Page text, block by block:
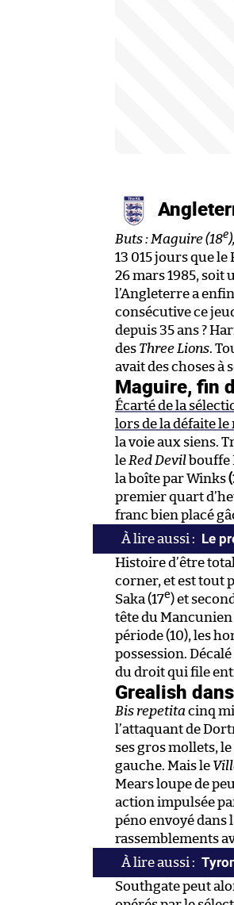
Buts : Maguire (18e
13 015 jours que le
26 mars 1985, soit
l’Angleterre a
consécutive ce
depuis 35 ans ?
des Three Lions.
avait des choses à
Maguire, fin
Écarté de la
lors de la défaite
la voie aux siens.
le Red Devilbouffe
la boîte par Winks
premier quart
franc bien placé
Le
Histoire d’être
corner, et est tout
Saka (17e) et
tête du Mancunien
période (10), les
possession.
du droit qui file
Grealish
Bis repetita cinq
l’attaquant de
ses gros mollets,
gauche. Mais le
Mears loupe de
action impulsée
péno envoyé dans
rassemblements
Southgate peut